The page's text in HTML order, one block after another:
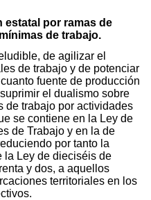
estatal por ramas de
de trabajo.
de agilizar el
de trabajo y de potenciar
fuente de producción
el dualismo sobre
de trabajo por actividades
se contiene en la Ley de
de Trabajo y en la de
por tanto la
la Ley de dieciséis de
y dos, a aquellos
territoriales en los